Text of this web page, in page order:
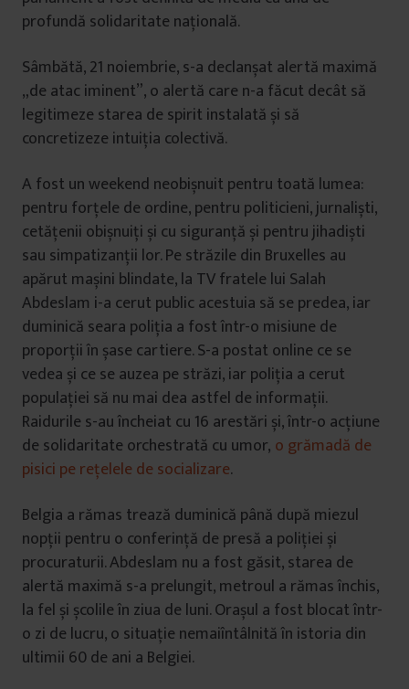
profundă solidaritate națională.
Sâmbătă, 21 noiembrie, s-a declanșat alertă maximă
„de atac iminent”, o alertă care n-a făcut decât să
legitimeze starea de spirit instalată și să
concretizeze intuiția colectivă.
A fost un weekend neobișnuit pentru toată lumea:
pentru forțele de ordine, pentru politicieni, jurnaliști,
cetățenii obișnuiți și cu siguranță și pentru jihadiști
sau simpatizanții lor. Pe străzile din Bruxelles au
apărut mașini blindate, la TV fratele lui Salah
Abdeslam i-a cerut public acestuia să se predea, iar
duminică seara poliția a fost într-o misiune de
proporții în șase cartiere. S-a postat online ce se
vedea și ce se auzea pe străzi, iar poliția a cerut
populației să nu mai dea astfel de informații.
Raidurile s-au încheiat cu 16 arestări și, într-o acțiune
de solidaritate orchestrată cu umor, o grămadă de
pisici pe rețelele de socializare.
Belgia a rămas trează duminică până după miezul
nopții pentru o conferință de presă a poliției și
procuraturii. Abdeslam nu a fost găsit, starea de
alertă maximă s-a prelungit, metroul a rămas închis,
la fel și școlile în ziua de luni. Orașul a fost blocat într-
o zi de lucru, o situație nemaiîntâlnită în istoria din
ultimii 60 de ani a Belgiei.